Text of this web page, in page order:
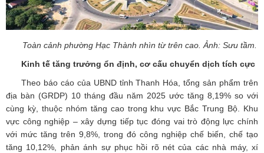
Toàn cảnh phường Hạc Thành nhìn từ trên cao. Ảnh: Sưu tầm.
Kinh tế tăng trưởng ổn định, cơ cấu chuyển dịch tích cực
Theo báo cáo của UBND tỉnh Thanh Hóa, tổng sản phẩm trên
địa bàn (GRDP) 10 tháng đầu năm 2025 ước tăng 8,19% so với
cùng kỳ, thuộc nhóm tăng cao trong khu vực Bắc Trung Bộ. Khu
vực công nghiệp – xây dựng tiếp tục đóng vai trò động lực chính
với mức tăng trên 9,8%, trong đó công nghiệp chế biến, chế tạo
tăng 10,12%, phản ánh sự phục hồi rõ nét của các nhà máy, xí